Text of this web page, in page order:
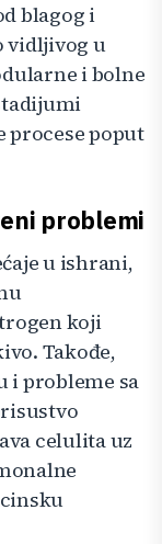
blagog i
vidljivog u
i bolne
procese poput
problemi
u ishrani,
koji
Takođe,
i probleme sa
celulita uz